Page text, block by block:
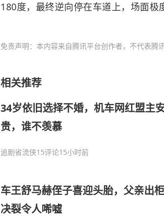
180度，最终逆向停在车道上，场面极
免责声明：本内容来自腾讯平台创作者，不代表腾
相关推荐
34岁依旧选择不婚，机车网红盟主
贵，谁不羡慕
追剧省流侠15评论15小时前
车王舒马赫侄子喜迎头胎，父亲出
决裂令人唏嘘